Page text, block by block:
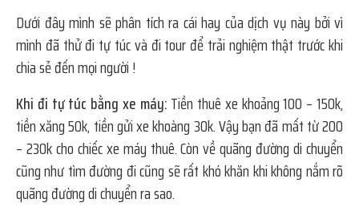
Dưới đây mình sẽ phân tích ra cái hay của dịch vụ này bởi vì
mình đã thử đi tự túc và đi tour để trải nghiệm thật trước khi
chia sẻ đến mọi người !
Khi đi tự túc bằng xe máy: Tiền thuê xe khoảng 100 – 150k,
tiền xăng 50k, tiền gửi xe khoàng 30k. Vậy bạn đã mất từ 200
– 230k cho chiếc xe máy thuê. Còn về quãng đường di chuyển
cũng như tìm đường đi cũng sẽ rất khó khăn khi không nắm rõ
quãng đường di chuyển ra sao.